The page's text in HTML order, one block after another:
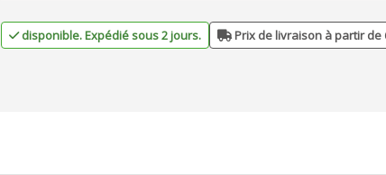
disponible. Expédié sous 2 jours. Prix de livraison à partir de